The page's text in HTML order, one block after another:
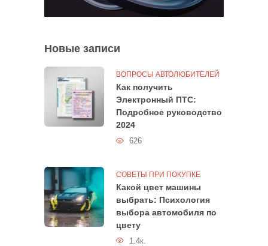
Новые записи
ВОПРОСЫ АВТОЛЮБИТЕЛЕЙ
Как получить
Электронный ПТС:
Подробное руководство
2024
626
СОВЕТЫ ПРИ ПОКУПКЕ
Какой цвет машины
выбрать: Психология
выбора автомобиля по
цвету
1.4к.